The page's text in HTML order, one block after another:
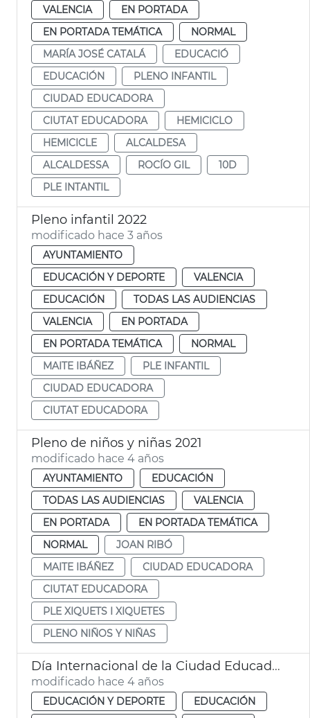
VALENCIA
EN PORTADA
EN PORTADA TEMÁTICA
NORMAL
MARÍA JOSÉ CATALÁ
EDUCACIÓ
EDUCACIÓN
PLENO INFANTIL
CIUDAD EDUCADORA
CIUTAT EDUCADORA
HEMICICLO
HEMICICLE
ALCALDESA
ALCALDESSA
ROCÍO GIL
10D
PLE INTANTIL
Pleno infantil 2022
modificado hace 3 años
AYUNTAMIENTO
EDUCACIÓN Y DEPORTE
VALENCIA
EDUCACIÓN
TODAS LAS AUDIENCIAS
VALENCIA
EN PORTADA
EN PORTADA TEMÁTICA
NORMAL
MAITE IBÁÑEZ
PLE INFANTIL
CIUDAD EDUCADORA
CIUTAT EDUCADORA
Pleno de niños y niñas 2021
modificado hace 4 años
AYUNTAMIENTO
EDUCACIÓN
TODAS LAS AUDIENCIAS
VALENCIA
EN PORTADA
EN PORTADA TEMÁTICA
NORMAL
JOAN RIBÓ
MAITE IBÁÑEZ
CIUDAD EDUCADORA
CIUTAT EDUCADORA
PLE XIQUETS I XIQUETES
PLENO NIÑOS Y NIÑAS
Día Internacional de la Ciudad Educadora
modificado hace 4 años
EDUCACIÓN Y DEPORTE
EDUCACIÓN